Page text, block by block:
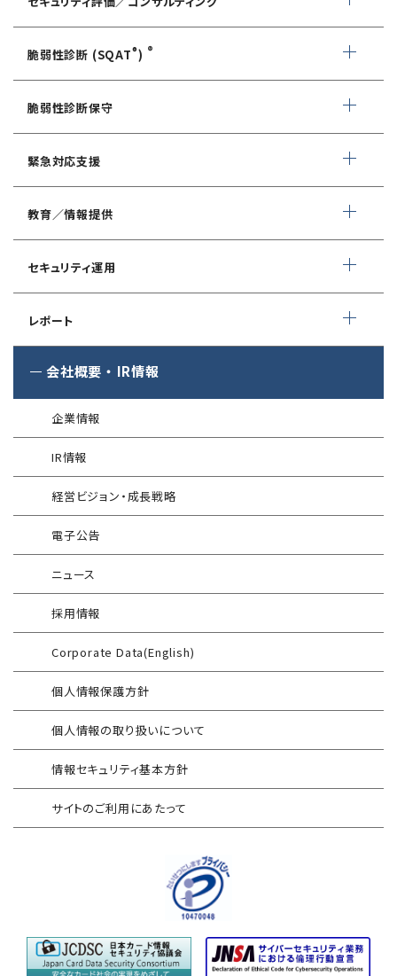
情報セキュリティ・アドバイザリ
AIサービス提供者・利用者向け
サイバーセキュリティ対策支援
CSIRT構築／運用支援
インシデント初動対応準備支援
Shift Left コンサルティング
プレリミナリーサーベイ
「サプライチェーン強化に向けたセキュリティ対策評価制度」
運用開始に備えた事前対策支援サービス
インシデント対応訓練
インシデント対応訓練シミュレーター
情報セキュリティリスクアセスメント
FISCガイドライン準拠対応支援サービス
地方公共団体向け 情報セキュリティ
セルフアセスメント
産業制御システム向けリスクアセスメント
EC加盟店様向け セキュリティ・チェックリスト
対応アセスメントサービス
自己問診型 個人情報に関わる
情報セキュリティアセスメント
情報セキュリティ
脆弱性診断 (SQAT®) ®
WEBアプリケーション脆弱性診断
ネットワーク脆弱性診断
IoTセキュリティ診断
クラウドセキュリティ設定診断
アタックサーフェス調査
SQAT with Swift Delivery
脆弱性診断保守
デイリー自動脆弱性診断
WEBサイトコンテンツ改ざん検知
緊急対応支援
デジタルフォレンジック
緊急対応サービス
教育／情報提供
セキュリスト（SecuriST）
EC-Council
（セキュリティエンジニア養成講座）
セキュリティ運用
マネージドセキュリティサービス (MSS)
Managed Security Service for AWS
インターネット分離クラウド
Security-First Aidサービス
レポート
SQAT セキュリティレポート
®
会社概要 ・ IR情報
企業情報
IR情報
経営ビジョン・成長戦略
電子公告
ニュース
採用情報
Corporate Data(English)
個人情報保護方針
個人情報の取り扱いについて
情報セキュリティ基本方針
サイトのご利用にあたって